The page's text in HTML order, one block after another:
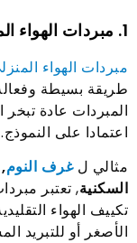
1. مبردات الهواء المنزلي
مبردات الهواء
طريقة بسيطة
المبردات عادة تبخر
اعتمادا على النموذج.
مثالي ل غرف النوم
السكنية, تعتبر
تكييف الهواء
الأصغر أو للتبريد